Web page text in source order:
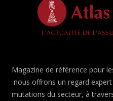
Magazine de référence pour
nous offrons un regard
mutations du secteur, à